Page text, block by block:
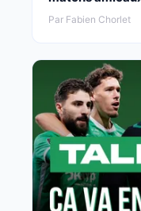
Par Fabien Chorlet